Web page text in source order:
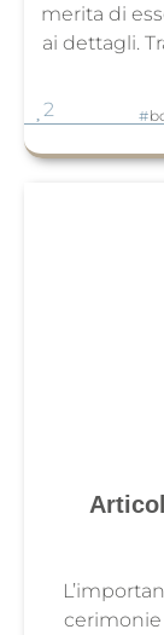
merita di
ai dettagli.
gratitudine
dare un
2 #
cerimonie